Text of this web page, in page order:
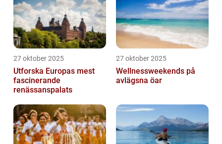
27 oktober 2025
Utforska Europas mest
fascinerande
renässanspalats
27 oktober 2025
Wellnessweekends på
avlägsna öar